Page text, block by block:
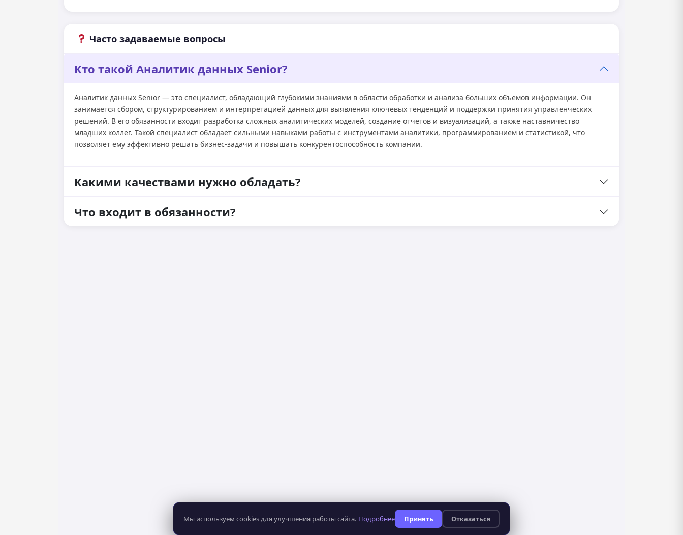
Часто задаваемые вопросы
Кто такой Аналитик данных Senior?
Аналитик данных Senior — это специалист, обладающий глубокими знаниями в области обработки и анализа больших объемов информации. Он
занимается сбором, структурированием и интерпретацией данных для выявления ключевых тенденций и поддержки принятия управленческих
решений. В его обязанности входит разработка сложных аналитических моделей, создание отчетов и визуализаций, а также наставничество
младших коллег. Такой специалист обладает сильными навыками работы с инструментами аналитики, программированием и статистикой, что
позволяет ему эффективно решать бизнес-задачи и повышать конкурентоспособность компании.
Какими качествами нужно обладать?
Что входит в обязанности?
Мы используем cookies для улучшения работы сайта. Подробнее Принять Отказаться